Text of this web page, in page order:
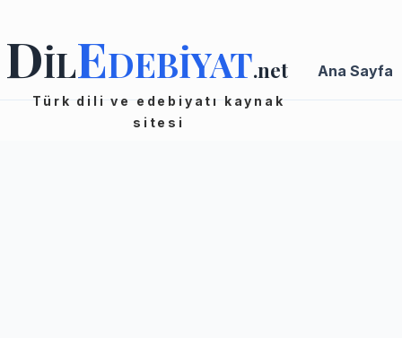
DİLEDEBİYAT.net Ana Sayfa
Türk dili ve edebiyatı kaynak
sitesi